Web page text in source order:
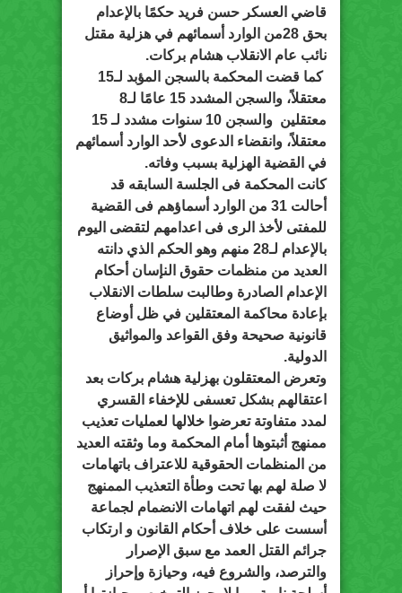
قاضي العسكر حسن فريد حكمًا بالإعدام
بحق 28من الوارد أسمائهم في هزلية مقتل
نائب عام الانقلاب هشام بركات.
كما قضت المحكمة بالسجن المؤبد لـ15
معتقلاً، والسجن المشدد 15 عامًا لـ8
معتقلين والسجن 10 سنوات مشدد لـ 15
معتقلاً، وانقضاء الدعوى لأحد الوارد أسمائهم
في القضية الهزلية بسبب وفاته.
كانت المحكمة فى الجلسة السابقه قد
أحالت 31 من الوارد أسماؤهم فى القضية
للمفتى لأخذ الرى فى اعدامهم لتقضى اليوم
بالإعدام لـ28 منهم وهو الحكم الذي دانته
العديد من منظمات حقوق النإسان أحكام
الإعدام الصادرة وطالبت سلطات الانقلاب
بإعادة محاكمة المعتقلين في ظل أوضاع
قانونية صحيحة وفق القواعد والمواثيق
الدولية.
وتعرض المعتقلون بهزلية هشام بركات بعد
اعتقالهم بشكل تعسفى للإخفاء القسري
لمدد متفاوتة تعرضوا خلالها لعمليات تعذيب
ممنهج أثبتوها أمام المحكمة وما وثقته العديد
من المنظمات الحقوقية للاعتراف باتهامات
لا صلة لهم بها تحت وطأة التعذيب الممنهج
حيث لفقت لهم اتهامات الانضمام لجماعة
أسست على خلاف أحكام القانون و ارتكاب
جرائم القتل العمد مع سبق الإصرار
والترصد، والشروع فيه، وحيازة وإحراز